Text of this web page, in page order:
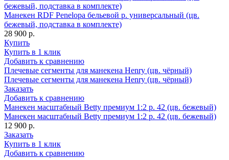
бежевый, подставка в комплекте)
Манекен RDF Penelopa бельевой р. универсальный (цв.
бежевый, подставка в комплекте)
28 900 р.
Купить
Купить в 1 клик
Добавить к сравнению
Плечевые сегменты для манекена Henry (цв. чёрный)
Плечевые сегменты для манекена Henry (цв. чёрный)
Заказать
Добавить к сравнению
Манекен масштабный Betty премиум 1:2 р. 42 (цв. бежевый)
Манекен масштабный Betty премиум 1:2 р. 42 (цв. бежевый)
12 900 р.
Заказать
Купить в 1 клик
Добавить к сравнению